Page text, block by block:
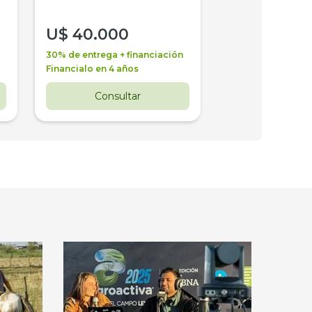
U$ 40.000
30% de entrega + financiación
Financialo en 4 años
Consultar